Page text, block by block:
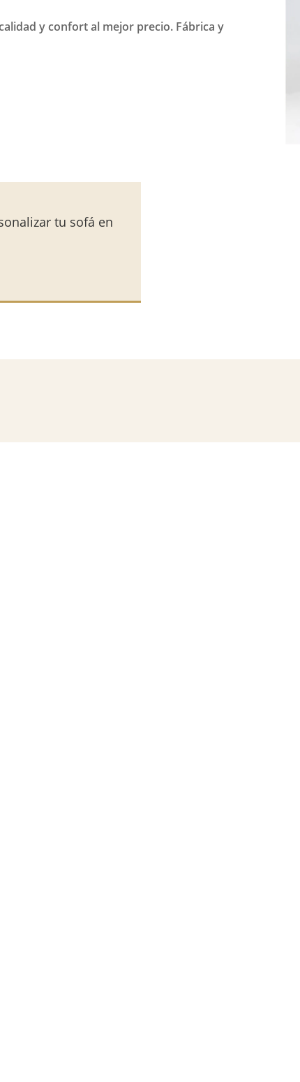
y confort al mejor precio. Fábrica y
tu sofá en